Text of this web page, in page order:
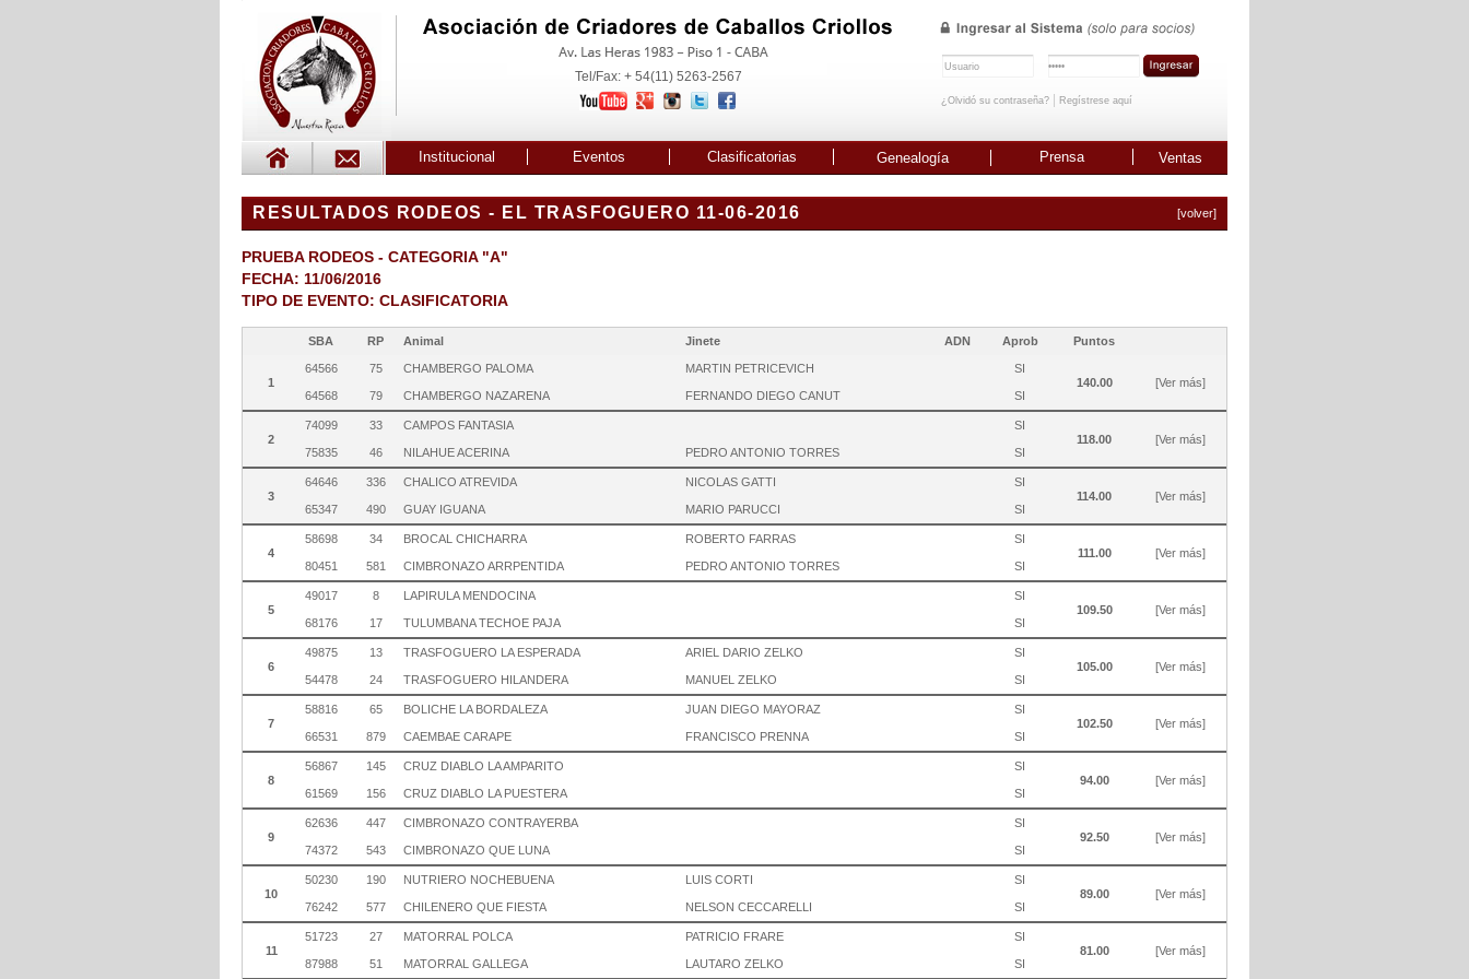
Tel/Fax: + 54(11) 5263-2567
¿Olvidó su contraseña? Regístrese aquí
Institucional Eventos Clasificatorias Genealogía Prensa Ventas
RESULTADOS RODEOS - EL TRASFOGUERO 11-06-2016 [volver]
PRUEBA RODEOS - CATEGORIA "A"
FECHA: 11/06/2016
TIPO DE EVENTO: CLASIFICATORIA
SBA RP Animal Jinete ADN Aprob Puntos
1
64566 75 CHAMBERGO PALOMA MARTIN PETRICEVICH
SI
140.00
[Ver más]
64568
79 CHAMBERGO NAZARENA FERNANDO DIEGO CANUT SI
2
74099 33 CAMPOS FANTASIA
SI
118.00
[Ver más]
75835
46 NILAHUE ACERINA PEDRO ANTONIO TORRES SI
3
64646 336 CHALICO ATREVIDA NICOLAS GATTI
SI
114.00
[Ver más]
65347
490 GUAY IGUANA MARIO PARUCCI SI
4
58698 34 BROCAL CHICHARRA ROBERTO FARRAS
SI
111.00
[Ver más]
80451
581 CIMBRONAZO ARRPENTIDA PEDRO ANTONIO TORRES SI
5
49017 8 LAPIRULA MENDOCINA
SI
109.50
[Ver más]
68176
17 TULUMBANA TECHOE PAJA SI
6
49875 13 TRASFOGUERO LA ESPERADA ARIEL DARIO ZELKO
SI
105.00
[Ver más]
54478
24 TRASFOGUERO HILANDERA MANUEL ZELKO SI
7
58816 65 BOLICHE LA BORDALEZA JUAN DIEGO MAYORAZ
SI
102.50
[Ver más]
66531
879 CAEMBAE CARAPE FRANCISCO PRENNA SI
8
56867 145 CRUZ DIABLO LA AMPARITO
SI
94.00
[Ver más]
61569
156 CRUZ DIABLO LA PUESTERA SI
9
62636 447 CIMBRONAZO CONTRAYERBA
SI
92.50
[Ver más]
74372
543 CIMBRONAZO QUE LUNA SI
10
50230 190 NUTRIERO NOCHEBUENA LUIS CORTI
SI
89.00
[Ver más]
76242
577 CHILENERO QUE FIESTA NELSON CECCARELLI SI
11
51723 27 MATORRAL POLCA PATRICIO FRARE
SI
81.00
[Ver más]
87988
51 MATORRAL GALLEGA LAUTARO ZELKO SI